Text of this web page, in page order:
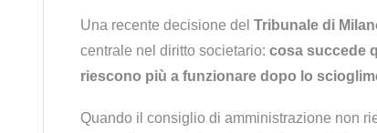
Una recente decisione del Tribunale di
centrale nel diritto societario: cosa succede
riescono più a funzionare dopo lo
Quando il consiglio di amministrazione non